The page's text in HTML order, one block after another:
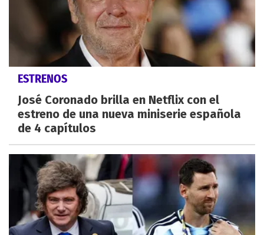
ESTRENOS
José Coronado brilla en Netflix con el
estreno de una nueva miniserie española
de 4 capítulos